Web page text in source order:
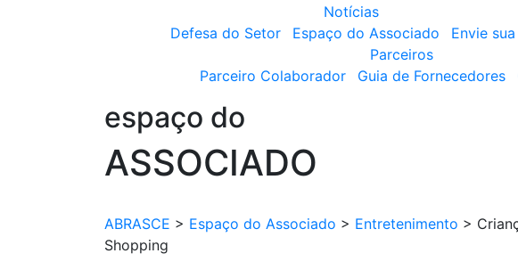
Notícias
Defesa do Setor
Espaço do Associado Envie
Parceiros
Parceiro Colaborador
Guia de Fornecedores
espaço do
ASSOCIADO
ABRASCE > Espaço do Associado > Entretenimento >
Shopping